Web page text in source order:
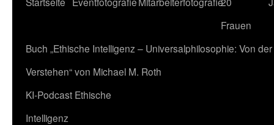
springen
Frauen
Buch „Ethische Intelligenz – Universalphilosophie: Von
Verstehen“ von Michael M. Roth
KI-Podcast Ethische
Intelligenz